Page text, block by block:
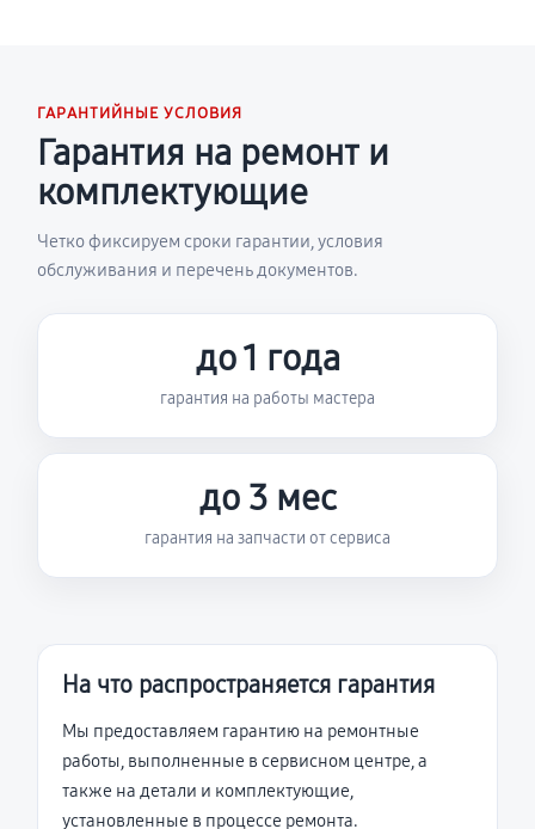
ГАРАНТИЙНЫЕ УСЛОВИЯ
Гарантия на ремонт и
комплектующие
Четко фиксируем сроки гарантии, условия
обслуживания и перечень документов.
до 1 года
гарантия на работы мастера
до 3 мес
гарантия на запчасти от сервиса
На что распространяется гарантия
Мы предоставляем гарантию на ремонтные
работы, выполненные в сервисном центре, а
также на детали и комплектующие,
установленные в процессе ремонта.